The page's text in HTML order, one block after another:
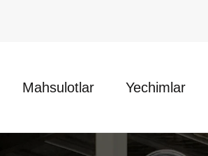
Mahsulotlar Yechimlar